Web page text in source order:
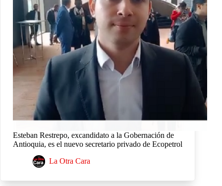
Esteban Restrepo, excandidato a la Gobernación de
Antioquia, es el nuevo secretario privado de Ecopetrol
La Otra Cara